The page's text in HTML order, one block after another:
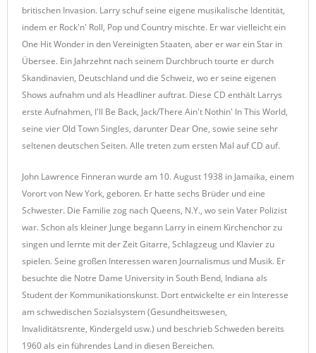
britischen Invasion. Larry schuf seine eigene musikalische Identität,
indem er Rock'n' Roll, Pop und Country mischte. Er war vielleicht ein
One Hit Wonder in den Vereinigten Staaten, aber er war ein Star in
Übersee. Ein Jahrzehnt nach seinem Durchbruch tourte er durch
Skandinavien, Deutschland und die Schweiz, wo er seine eigenen
Shows aufnahm und als Headliner auftrat. Diese CD enthält Larrys
erste Aufnahmen, I'll Be Back, Jack/There Ain't Nothin' In This World,
seine vier Old Town Singles, darunter Dear One, sowie seine sehr
seltenen deutschen Seiten. Alle treten zum ersten Mal auf CD auf.
John Lawrence Finneran wurde am 10. August 1938 in Jamaika, einem
Vorort von New York, geboren. Er hatte sechs Brüder und eine
Schwester. Die Familie zog nach Queens, N.Y., wo sein Vater Polizist
war. Schon als kleiner Junge begann Larry in einem Kirchenchor zu
singen und lernte mit der Zeit Gitarre, Schlagzeug und Klavier zu
spielen. Seine großen Interessen waren Journalismus und Musik. Er
besuchte die Notre Dame University in South Bend, Indiana als
Student der Kommunikationskunst. Dort entwickelte er ein Interesse
am schwedischen Sozialsystem (Gesundheitswesen,
Invaliditätsrente, Kindergeld usw.) und beschrieb Schweden bereits
1960 als ein führendes Land in diesen Bereichen.